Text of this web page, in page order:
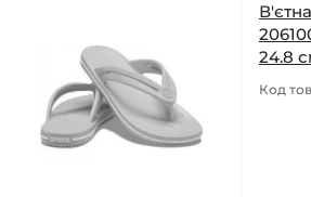
24.8
Код